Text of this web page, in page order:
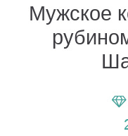
Мужское
100
%